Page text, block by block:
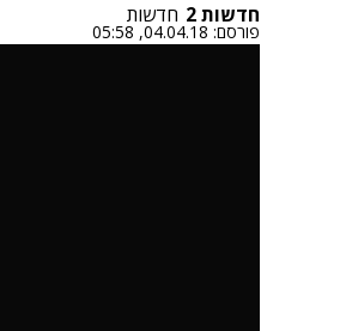
חדשות 2 חדשות
פורסם: 04.04.18, 05:58